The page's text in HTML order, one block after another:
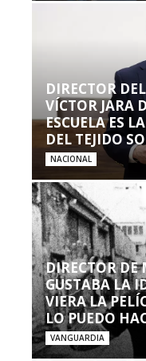
DIRECTOR
VÍCTOR JARA
ESCUELA ES
DEL TEJIDO
NACIONAL
DIRECTOR
GUSTABA LA
VIERA LA
LO PUEDO
VANGUARDIA